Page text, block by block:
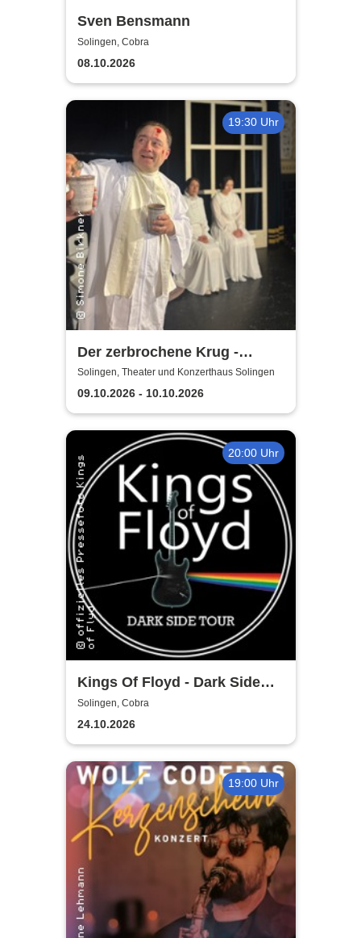
Sven Bensmann
Solingen, Cobra
08.10.2026
19:30 Uhr
Der zerbrochene Krug -
Elbeforum Brunsbüttel
Solingen, Theater und Konzerthaus Solingen
09.10.2026 - 10.10.2026
20:00 Uhr
Kings Of Floyd - Dark Side
Tour
Solingen, Cobra
24.10.2026
19:00 Uhr